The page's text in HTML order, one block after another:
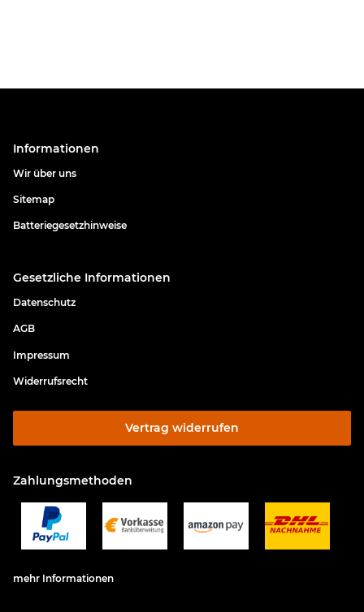
Informationen
Wir über uns
Sitemap
Batteriegesetzhinweise
Gesetzliche Informationen
Datenschutz
AGB
Impressum
Widerrufsrecht
Vertrag widerrufen
Zahlungsmethoden
mehr Informationen